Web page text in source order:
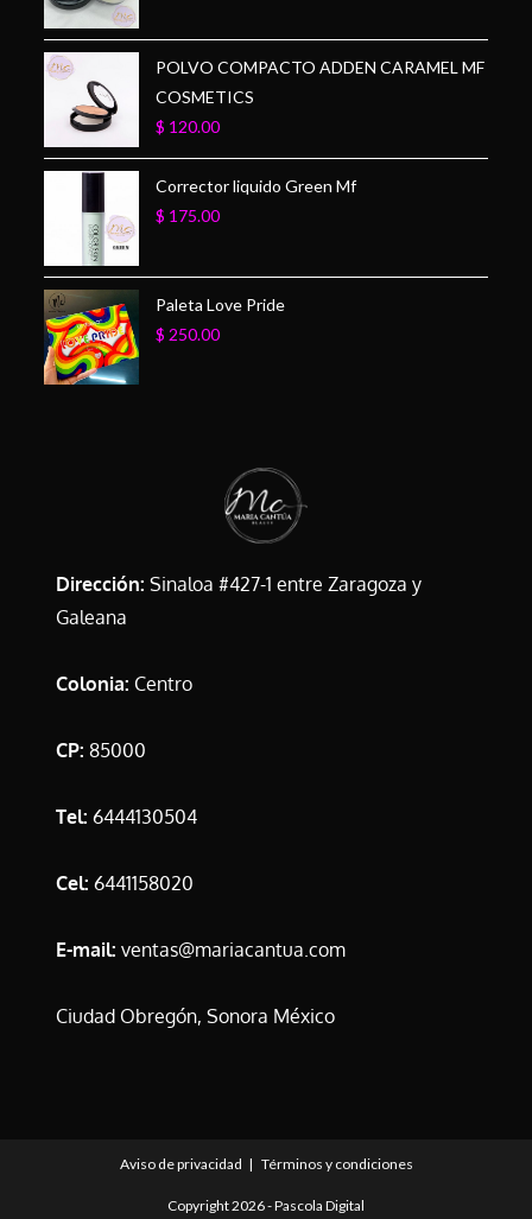
POLVO COMPACTO ADDEN CARAMEL MF
COSMETICS
$ 120.00
Corrector liquido Green Mf
$ 175.00
Paleta Love Pride
$ 250.00
Dirección: Sinaloa #427-1 entre Zaragoza y
Galeana
Colonia: Centro
CP: 85000
Tel: 6444130504
Cel: 6441158020
E-mail: ventas@mariacantua.com
Ciudad Obregón, Sonora México
Aviso de privacidad Términos y condiciones
Copyright 2026 -Pascola Digital